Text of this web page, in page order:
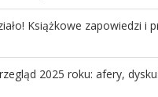
Książkowe zapowiedzi i
2025 roku: afery,